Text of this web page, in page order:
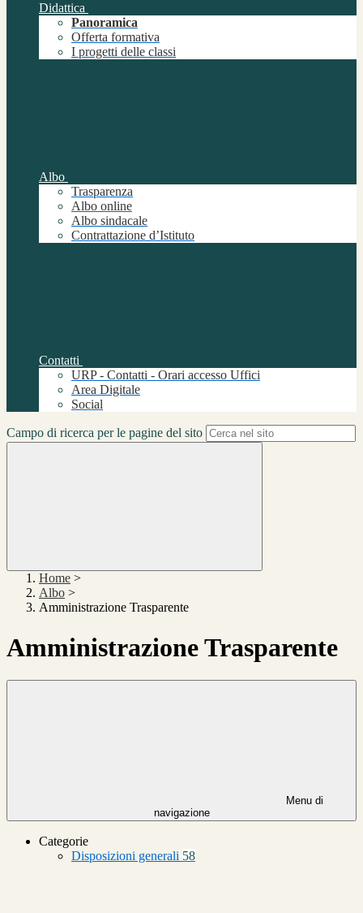
Didattica
Panoramica
Offerta formativa
I progetti delle classi
Albo
Trasparenza
Albo online
Albo sindacale
Contrattazione d’Istituto
Contatti
URP - Contatti - Orari accesso Uffici
Area Digitale
Social
Campo di ricerca per le pagine del sito
Home >
Albo >
Amministrazione Trasparente
Amministrazione Trasparente
Menu di
navigazione
Categorie
Disposizioni generali 58